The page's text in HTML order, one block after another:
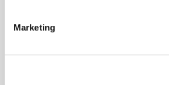
Marketing